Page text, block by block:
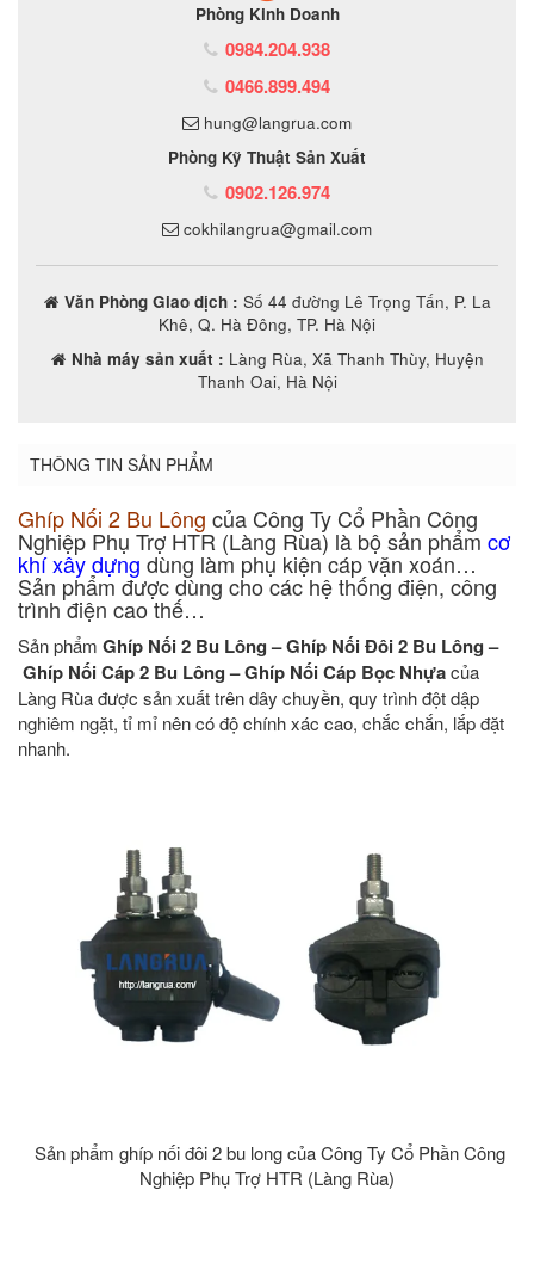
Phòng Kinh Doanh
0984.204.938
0466.899.494
hung@langrua.com
Phòng Kỹ Thuật Sản Xuất
0902.126.974
cokhilangrua@gmail.com
Văn Phòng Giao dịch : Số 44 đường Lê Trọng Tấn, P. La
Khê, Q. Hà Đông, TP. Hà Nội
Nhà máy sản xuất : Làng Rùa, Xã Thanh Thùy, Huyện
Thanh Oai, Hà Nội
THÔNG TIN SẢN PHẨM
Ghíp Nối 2 Bu Lông của Công Ty Cổ Phần Công
Nghiệp Phụ Trợ HTR (Làng Rùa) là bộ sản phẩm cơ
khí xây dựng dùng làm phụ kiện cáp vặn xoán…
Sản phẩm được dùng cho các hệ thống điện, công
trình điện cao thế…
Sản phẩm Ghíp Nối 2 Bu Lông – Ghíp Nối Đôi 2 Bu Lông –
Ghíp Nối Cáp 2 Bu Lông – Ghíp Nối Cáp Bọc Nhựacủa
Làng Rùa được sản xuất trên dây chuyền, quy trình đột dập
nghiêm ngặt, tỉ mỉ nên có độ chính xác cao, chắc chắn, lắp đặt
nhanh.
Sản phẩm ghíp nối đôi 2 bu long của Công Ty Cổ Phần Công
Nghiệp Phụ Trợ HTR (Làng Rùa)